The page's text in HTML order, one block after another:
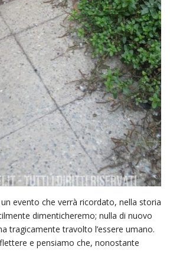
un evento che verrà ricordato, nella storia
dimenticheremo; nulla di nuovo
tragicamente travolto l’essere umano.
e pensiamo che, nonostante